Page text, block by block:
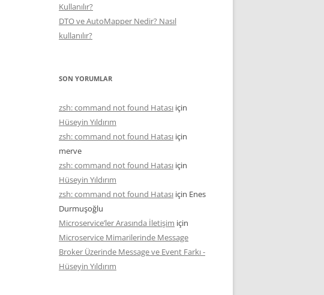
Kullanılır?
DTO ve AutoMapper Nedir? Nasıl
kullanılır?
SON YORUMLAR
zsh: command not found Hatası için
Hüseyin Yıldırım
zsh: command not found Hatası için
merve
zsh: command not found Hatası için
Hüseyin Yıldırım
zsh: command not found Hatası için Enes
Durmuşoğlu
Microservice’ler Arasında İletişim için
Microservice Mimarilerinde Message
Broker Üzerinde Message ve Event Farkı -
Hüseyin Yıldırım